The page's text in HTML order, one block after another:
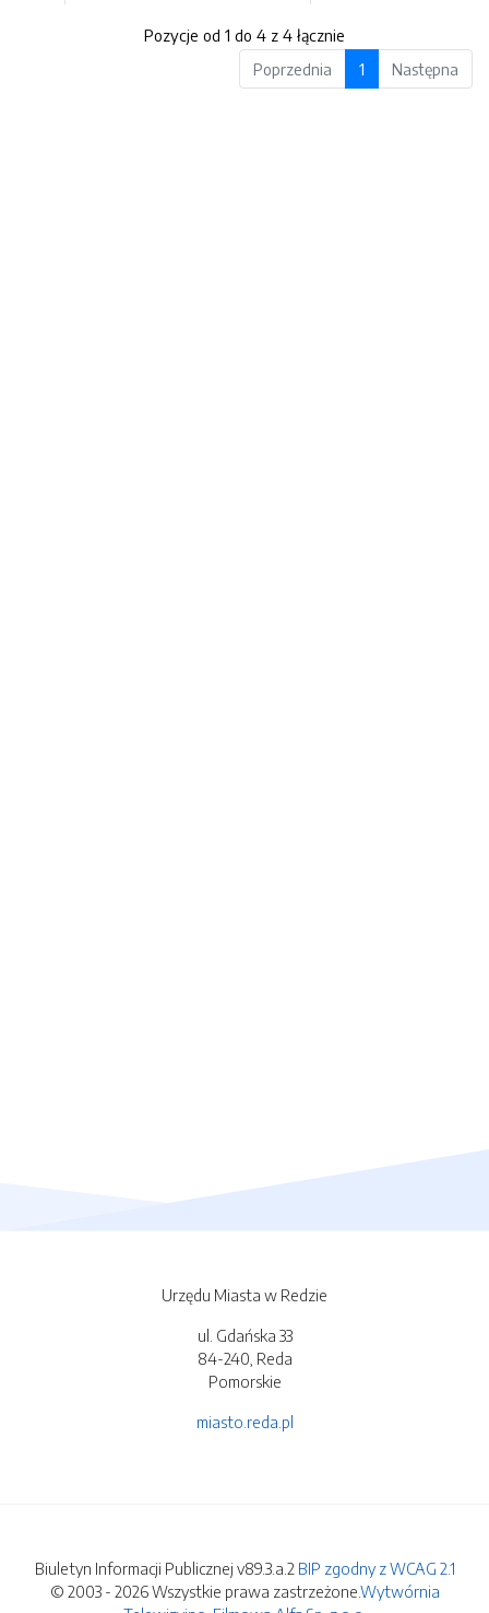
Pozycje od 1 do 4 z 4 łącznie
Poprzednia
1 Następna
Urzędu Miasta w Redzie
ul. Gdańska 33
84-240, Reda
Pomorskie
miasto.reda.pl
Biuletyn Informacji Publicznej v89.3.a.2 BIP zgodny z WCAG 2.1
© 2003 - 2026 Wszystkie prawa zastrzeżone.Wytwórnia